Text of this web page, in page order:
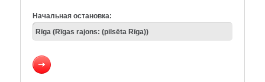
Начальная остановка: